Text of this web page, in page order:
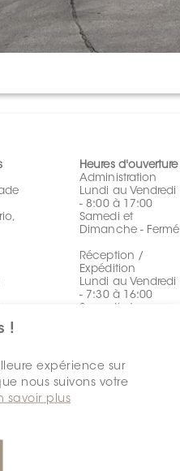
!
expérience sur
nous suivons votre
savoir plus
Heures d'ouverture
Administration
Lundi au Vendredi
- 8:00 à 17:00
Samedi et
Dimanche - Fermé
Réception /
Expédition
Lundi au Vendredi
- 7:30 à 16:00
Samedi et
- 7:30 à 16:00
Samedi et